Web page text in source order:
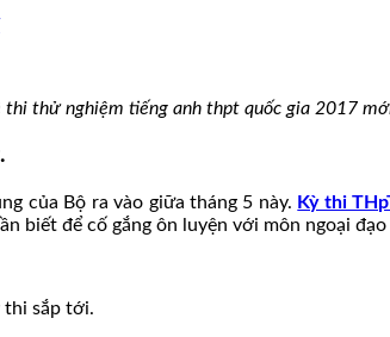
thi thử nghiệm tiếng anh thpt quốc gia 2017
của Bộ ra vào giữa tháng 5 này. Kỳ thi
biết để cố gắng ôn luyện với môn ngoại
thi sắp tới.